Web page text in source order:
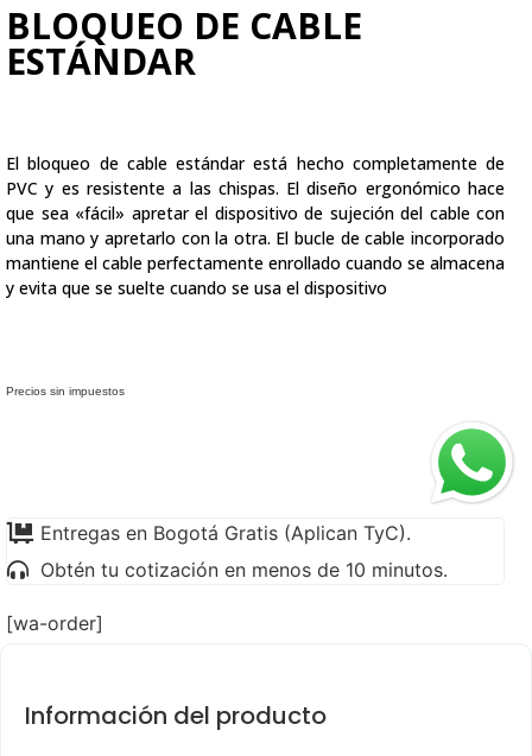
BLOQUEO DE CABLE
ESTÁNDAR
El bloqueo de cable estándar está hecho completamente de
PVC y es resistente a las chispas. El diseño ergonómico hace
que sea «fácil» apretar el dispositivo de sujeción del cable con
una mano y apretarlo con la otra. El bucle de cable incorporado
mantiene el cable perfectamente enrollado cuando se almacena
y evita que se suelte cuando se usa el dispositivo
Precios sin impuestos
Entregas en Bogotá Gratis (Aplican TyC).
Obtén tu cotización en menos de 10 minutos.
[wa-order]
Información del producto